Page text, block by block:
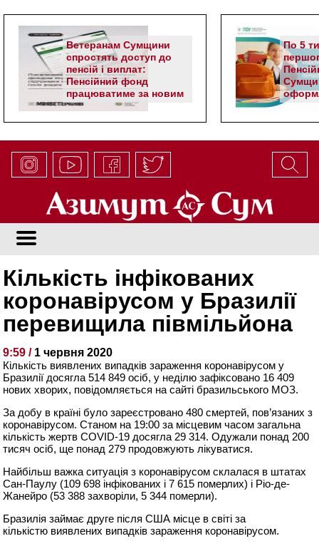
Ветеранам Сумщини
спростять доступ до
пенсій і виплат:
Пенсійний фонд
працюватиме за новим
алгоритмом
По 5
Кількість інфікованих
коронавірусом у Бразилії
перевищила півмільйона
9:59 / 1 червня 2020
Кількість виявлених випадків зараження коронавірусом у
Бразилії досягла 514 849 осіб, у неділю зафіксовано 16 409
нових хворих, повідомляється на сайті бразильського МОЗ.
За добу в країні було зареєстровано 480 смертей, пов’язаних з
коронавірусом. Станом на 19:00 за місцевим часом загальна
кількість жертв COVID-19 досягла 29 314. Одужали понад 200
тисяч осіб, ще понад 279 продовжують лікуватися.
Найбільш важка ситуація з коронавірусом склалася в штатах
Сан-Паулу (109 698 інфікованих і 7 615 померлих) і Ріо-де-
Жанейро (53 388 захворіли, 5 344 померли).
Бразилія займає друге після США місце в світі за
кількістю виявлених випадків зараження коронавірусом.